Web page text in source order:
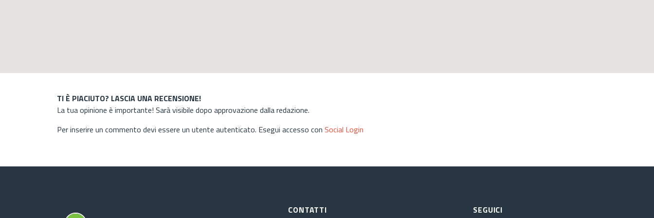
TI È PIACIUTO? LASCIA UNA RECENSIONE!
La tua opinione è importante! Sarà visibile dopo approvazione dalla redazione.
Per inserire un commento devi essere un utente autenticato. Esegui accesso con Social Login
CONTATTI SEGUICI